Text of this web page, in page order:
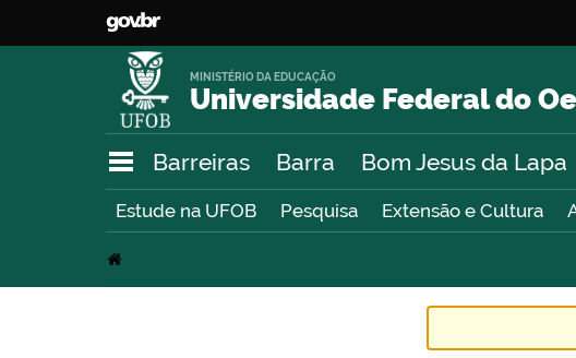
Universidade Federal do
MINISTÉRIO DA EDUCAÇÃO
Barreiras Barra Bom Jesus da Lapa
Estude na UFOB Pesquisa Extensão e Cultura